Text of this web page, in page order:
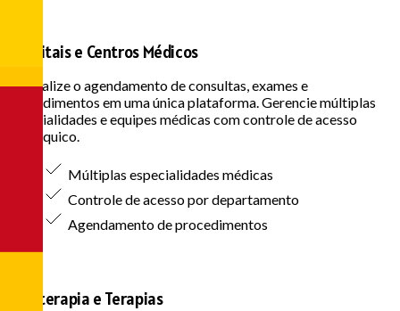
Hospitais e Centros Médicos
Centralize o agendamento de consultas, exames e
procedimentos em uma única plataforma. Gerencie múltiplas
especialidades e equipes médicas com controle de acesso
hierárquico.
Múltiplas especialidades médicas
Controle de acesso por departamento
Agendamento de procedimentos
Fisioterapia e Terapias